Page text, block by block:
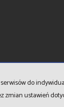
do
ustawień